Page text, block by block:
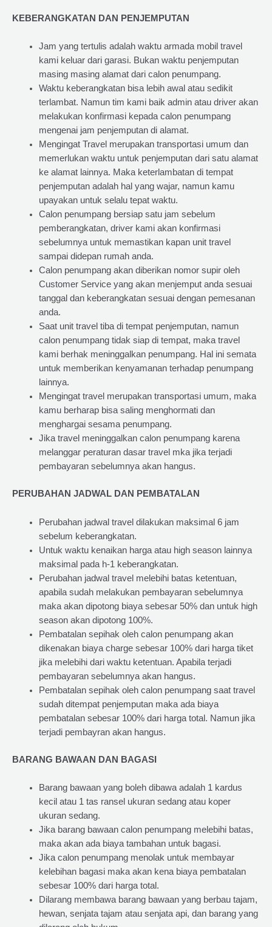
KEBERANGKATAN DAN PENJEMPUTAN
Jam yang tertulis adalah waktu armada mobil travel
kami keluar dari garasi. Bukan waktu penjemputan
masing masing alamat dari calon penumpang.
Waktu keberangkatan bisa lebih awal atau sedikit
terlambat. Namun tim kami baik admin atau driver akan
melakukan konfirmasi kepada calon penumpang
mengenai jam penjemputan di alamat.
Mengingat Travel merupakan transportasi umum dan
memerlukan waktu untuk penjemputan dari satu alamat
ke alamat lainnya. Maka keterlambatan di tempat
penjemputan adalah hal yang wajar, namun kamu
upayakan untuk selalu tepat waktu.
Calon penumpang bersiap satu jam sebelum
pemberangkatan, driver kami akan konfirmasi
sebelumnya untuk memastikan kapan unit travel
sampai didepan rumah anda.
Calon penumpang akan diberikan nomor supir oleh
Customer Service yang akan menjemput anda sesuai
tanggal dan keberangkatan sesuai dengan pemesanan
anda.
Saat unit travel tiba di tempat penjemputan, namun
calon penumpang tidak siap di tempat, maka travel
kami berhak meninggalkan penumpang. Hal ini semata
untuk memberikan kenyamanan terhadap penumpang
lainnya.
Mengingat travel merupakan transportasi umum, maka
kamu berharap bisa saling menghormati dan
menghargai sesama penumpang.
Jika travel meninggalkan calon penumpang karena
melanggar peraturan dasar travel mka jika terjadi
pembayaran sebelumnya akan hangus.
PERUBAHAN JADWAL DAN PEMBATALAN
Perubahan jadwal travel dilakukan maksimal 6 jam
sebelum keberangkatan.
Untuk waktu kenaikan harga atau high season lainnya
maksimal pada h-1 keberangkatan.
Perubahan jadwal travel melebihi batas ketentuan,
apabila sudah melakukan pembayaran sebelumnya
maka akan dipotong biaya sebesar 50% dan untuk high
season akan dipotong 100%.
Pembatalan sepihak oleh calon penumpang akan
dikenakan biaya charge sebesar 100% dari harga tiket
jika melebihi dari waktu ketentuan. Apabila terjadi
pembayaran sebelumnya akan hangus.
Pembatalan sepihak oleh calon penumpang saat travel
sudah ditempat penjemputan maka ada biaya
pembatalan sebesar 100% dari harga total. Namun jika
terjadi pembayran akan hangus.
BARANG BAWAAN DAN BAGASI
Barang bawaan yang boleh dibawa adalah 1 kardus
kecil atau 1 tas ransel ukuran sedang atau koper
ukuran sedang.
Jika barang bawaan calon penumpang melebihi batas,
maka akan ada biaya tambahan untuk bagasi.
Jika calon penumpang menolak untuk membayar
kelebihan bagasi maka akan kena biaya pembatalan
sebesar 100% dari harga total.
Dilarang membawa barang bawaan yang berbau tajam,
hewan, senjata tajam atau senjata api, dan barang yang